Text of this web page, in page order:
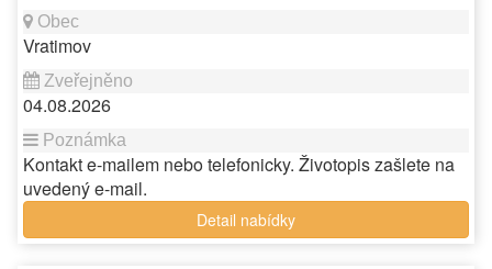
Vratimov
04.08.2026
Kontakt e-mailem nebo telefonicky. Životopis zašlete na
uvedený e-mail.
Detail nabídky